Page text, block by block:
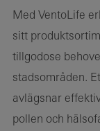
Med VentoLife
sitt
tillgodose
stadsområden.
avlägsnar
pollen och